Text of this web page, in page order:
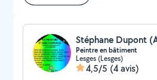
Peintre en bâtiment
Lesges (Lesges)
4,5/5 (4 avis)